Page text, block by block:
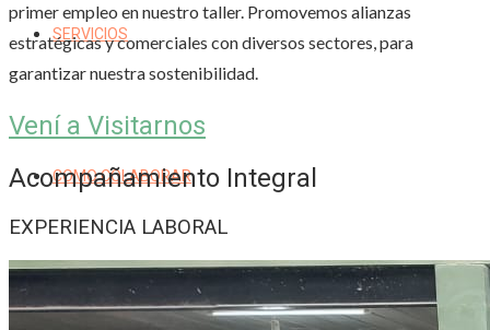
SERVICIOS
COMO COLABORAR
TIENDA
primer empleo en nuestro taller. Promovemos alianzas
estratégicas y comerciales con diversos sectores, para
garantizar nuestra sostenibilidad.
Vení a Visitarnos
Acompañamiento Integral
EXPERIENCIA LABORAL